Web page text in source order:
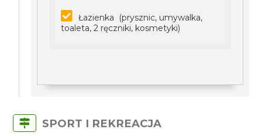
Łazienka (prysznic, umywalka,
toaleta, 2 ręczniki, kosmetyki)
SPORT I REKREACJA